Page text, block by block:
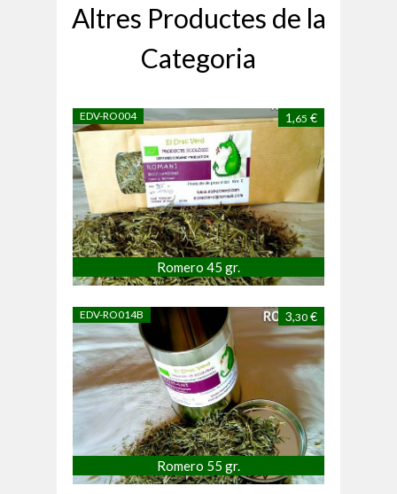
Altres Productes de la
Categoria
EDV-RO004 1,65 €
Romero 45 gr.
EDV-RO014B 3,30 €
Romero 55 gr.